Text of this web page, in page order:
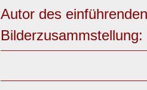
Autor des
Bilderzusammstellung: